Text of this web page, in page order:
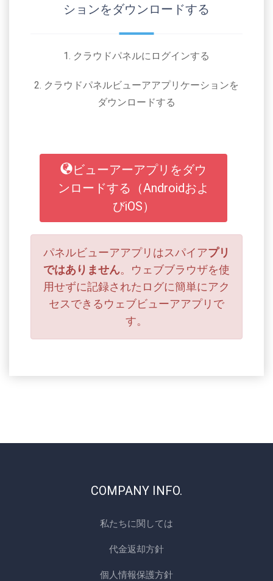
ションをダウンロードする
1. クラウドパネルにログインする
2. クラウドパネルビューアアプリケーションを
ダウンロードする
ビューアーアプリをダウ
ンロードする（Androidおよ
びiOS）
パネルビューアアプリはスパイアプリ
ではありません。ウェブブラウザを使
用せずに記録されたログに簡単にアク
セスできるウェブビューアアプリで
す。
COMPANY INFO.
私たちに関しては
代金返却方針
個人情報保護方針